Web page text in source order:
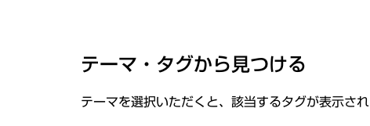
テーマ・タグから見つける
テーマを選択いただくと、該当するタグが表示さ